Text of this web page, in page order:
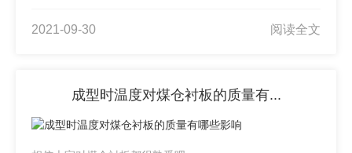
2021-09-30 阅读全文
成型时温度对煤仓衬板的质量有...